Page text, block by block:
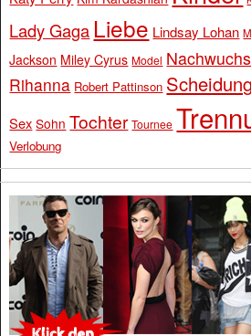
Lady Gaga Liebe Lindsay Lohan
Jackson Miley Cyrus Model Nachwuchs
Rihanna Robert Pattinson Scheidung
Sex Sohn Tochter Tournee
Verlobung